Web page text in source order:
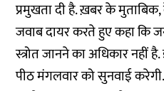
प्रमुखता दी है. ख़बर के मुताबिक,
जवाब दायर करते हुए कहा कि
स्त्रोत जानने का अधिकार नहीं
पीठ मंगलवार को सुनवाई करेगी.